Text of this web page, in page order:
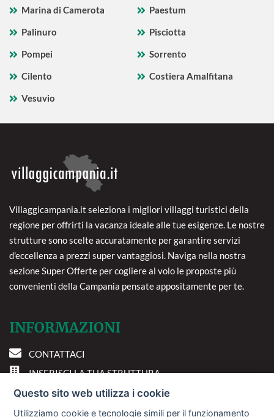
Marina di Camerota
Paestum
Palinuro
Pisciotta
Pompei
Sorrento
Cilento
Costiera Amalfitana
Vesuvio
Villaggicampania.it seleziona i migliori villaggi turistici della
regione per offrirti la vacanza ideale alle tue esigenze. Le nostre
strutture sono scelte accuratamente per garantire servizi
d'eccellenza a prezzi super vantaggiosi. Naviga nella nostra
sezione Super Offerte per cogliere al volo le proposte più
convenienti della Campania pensate appositamente per te.
INFORMAZIONI
CONTATTACI
INSERISCI LA TUA STRUTTURA
PREFERENZE COOKIE
Questo sito web utilizza i cookie
Utilizziamo cookie e tecnologie simili per il funzionamento